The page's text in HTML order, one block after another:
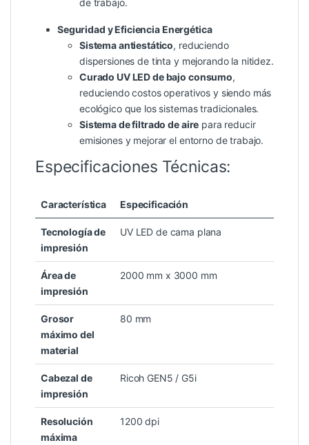
de trabajo.
Seguridad y Eficiencia Energética
Sistema antiestático, reduciendo
dispersiones de tinta y mejorando la nitidez.
Curado UV LED de bajo consumo,
reduciendo costos operativos y siendo más
ecológico que los sistemas tradicionales.
Sistema de filtrado de aire para reducir
emisiones y mejorar el entorno de trabajo.
Especificaciones Técnicas:
Característica Especificación
Tecnología de
impresión
UV LED de cama plana
Área de
impresión
2000 mm x 3000 mm
Grosor
máximo del
material
80 mm
Cabezal de
impresión
Ricoh GEN5 / G5i
Resolución
máxima
1200 dpi